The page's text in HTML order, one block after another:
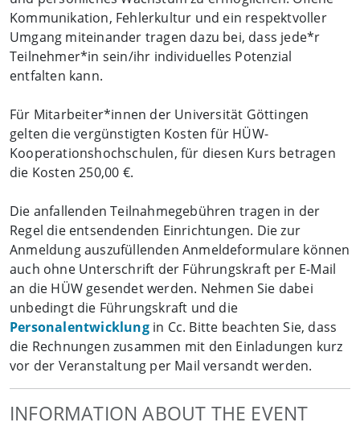
Kommunikation, Fehlerkultur und ein respektvoller
Umgang miteinander tragen dazu bei, dass jede*r
Teilnehmer*in sein/ihr individuelles Potenzial
entfalten kann.
Für Mitarbeiter*innen der Universität Göttingen
gelten die vergünstigten Kosten für HÜW-
Kooperationshochschulen, für diesen Kurs betragen
die Kosten 250,00 €.
Die anfallenden Teilnahmegebühren tragen in der
Regel die entsendenden Einrichtungen. Die zur
Anmeldung auszufüllenden Anmeldeformulare können
auch ohne Unterschrift der Führungskraft per E-Mail
an die HÜW gesendet werden. Nehmen Sie dabei
unbedingt die Führungskraft und die
Personalentwicklungin Cc. Bitte beachten Sie, dass
die Rechnungen zusammen mit den Einladungen kurz
vor der Veranstaltung per Mail versandt werden.
INFORMATION ABOUT THE EVENT